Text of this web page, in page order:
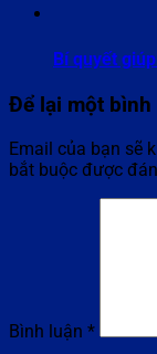
Bí quyết
Để lại một bình
Email của bạn sẽ
bắt buộc được
Bình luận *